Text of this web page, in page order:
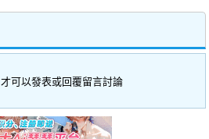
才可以發表或回覆留言討論